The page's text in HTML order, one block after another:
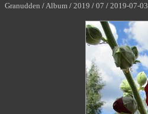
Granudden /Album / 2019 / 07 / 2019-07-03